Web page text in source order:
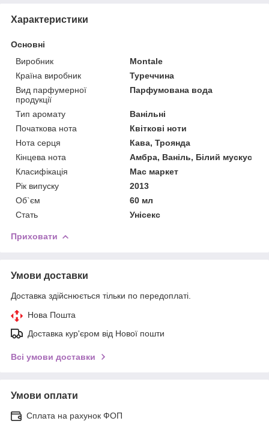
Характеристики
Основні
Виробник
Montale
Країна виробник
Туреччина
Вид парфумерної
продукції
Парфумована вода
Тип аромату
Ванільні
Початкова нота
Квіткові ноти
Нота серця
Кава, Троянда
Кінцева нота
Амбра, Ваніль, Білий мускус
Класифікація
Мас маркет
Рік випуску
2013
Об`єм
60 мл
Стать
Унісекс
Приховати
Умови доставки
Доставка здійснюється тільки по передоплаті.
Нова Пошта
Доставка кур'єром від Нової пошти
Всі умови доставки
Умови оплати
Сплата на рахунок ФОП